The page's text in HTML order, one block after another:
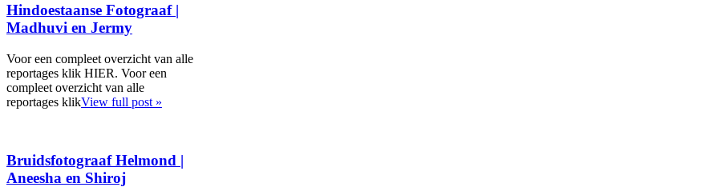
Hindoestaanse Fotograaf |
Madhuvi en Jermy
Voor een compleet overzicht van alle
reportages klik HIER. Voor een
compleet overzicht van alle
reportages klikView full post »
Bruidsfotograaf Helmond |
Aneesha en Shiroj